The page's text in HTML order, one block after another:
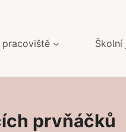
pracoviště Školní
prvňáčků